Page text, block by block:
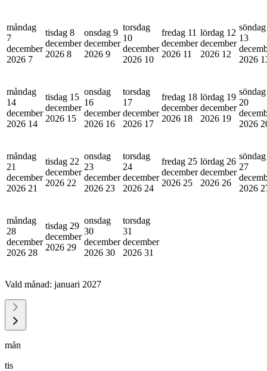
måndag
7
december
2026 7
tisdag 8
december
2026 8
onsdag 9
december
2026 9
torsdag
10
december
2026 10
fredag 11
december
2026 11
lördag 12
december
2026 12
söndag
13
2026
måndag
14
december
2026 14
tisdag 15
december
2026 15
onsdag
16
december
2026 16
torsdag
17
december
2026 17
fredag 18
december
2026 18
lördag 19
december
2026 19
söndag
20
2026
måndag
21
december
2026 21
tisdag 22
december
2026 22
onsdag
23
december
2026 23
torsdag
24
december
2026 24
fredag 25
december
2026 25
lördag 26
december
2026 26
söndag
27
2026
måndag
28
december
2026 28
tisdag 29
december
2026 29
onsdag
30
december
2026 30
torsdag
31
december
2026 31
Vald månad: januari 2027
mån
tis